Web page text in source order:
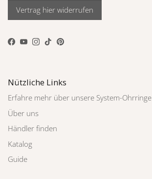
Vertrag hier widerrufen
Facebook
YouTube
Instagram
TikTokPinterest
Nützliche Links
Erfahre mehr über unsere System-Ohrringe
Über uns
Händler finden
Katalog
Guide